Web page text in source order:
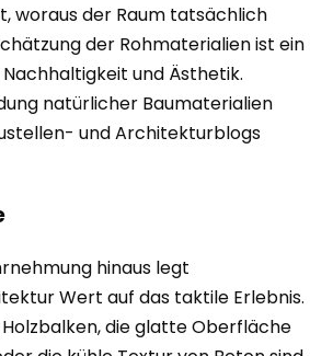
woraus der Raum tatsächlich
der Rohmaterialien ist ein
und Ästhetik.
natürlicher Baumaterialien
und Architekturblogs
hinaus legt
Wert auf das taktile Erlebnis.
die glatte Oberfläche